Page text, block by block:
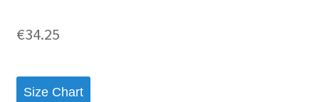
€34.25
Size Chart